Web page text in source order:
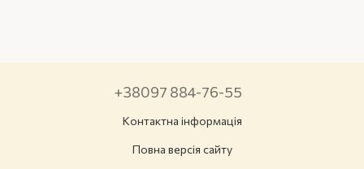
+38097 884-76-55
Контактна інформація
Повна версія сайту